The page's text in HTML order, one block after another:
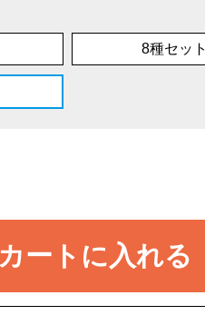
8種セット
カートに入れる